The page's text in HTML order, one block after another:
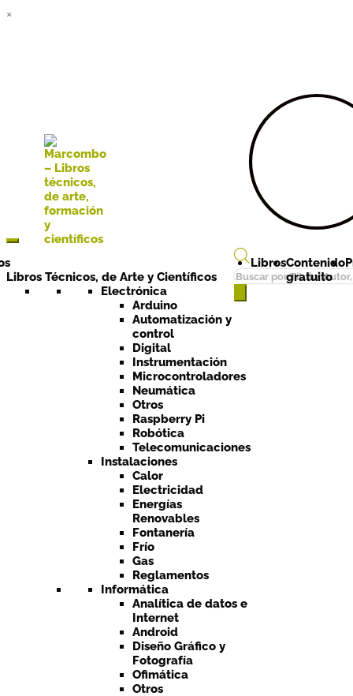
×
Búsqueda
de
Libros Técnicos, de Arte y Científicos
Electrónica
Arduino
Automatización y
control
Digital
Instrumentación
Microcontroladores
Neumática
Otros
Raspberry Pi
Robótica
Telecomunicaciones
Instalaciones
Calor
Electricidad
Energías
Renovables
Fontanería
Frío
Gas
Reglamentos
Informática
Analítica de datos e
Internet
Android
Diseño Gráfico y
Fotografía
Ofimática
Otros
LibrosContenido
gratuito